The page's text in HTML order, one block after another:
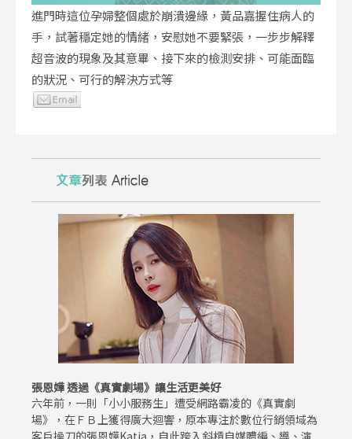
進門時這位孕婦整個處於崩潰邊緣，黃品嘉握住病人的
手，試著穩定她的情緒，安慰她不要緊張，一步步解釋
超音波的現象及其意畢、接下來的檢測安排、可能面臨
的狀況、可行的解決方式等
張恩嬅 透過《真實劇場》讓生活更美好
六年前，一則「小小服務生」遭受網路霸凌的《真實劇
場》，在ＦＢ上獲得廣大迴響，原本專注於數位行銷領域為
客戶操刀的張恩嬅Katia，自此跨入斜槓自媒體編、導、演